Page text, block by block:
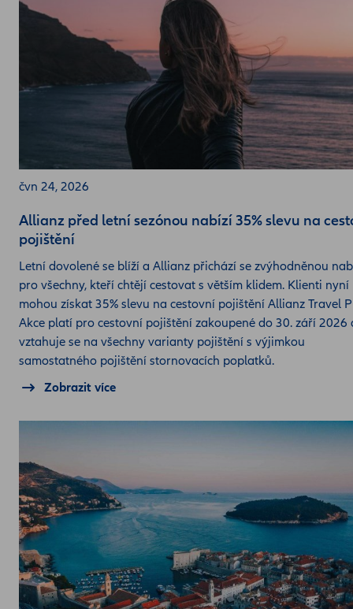
čvn 24, 2026
Allianz před letní sezónou nabízí 35% slevu na
pojištění
Letní dovolené se blíží a Allianz přichází se zvýhodněnou
pro všechny, kteří chtějí cestovat s větším klidem. Klienti nyní
mohou získat 35% slevu na cestovní pojištění Allianz Travel
Akce platí pro cestovní pojištění zakoupené do 30. září 2026
vztahuje se na všechny varianty pojištění s výjimkou
samostatného pojištění stornovacích poplatků.
Zobrazit více